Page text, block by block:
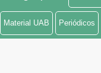
Ministério de Minas e Energia
Material UAB Periódicos